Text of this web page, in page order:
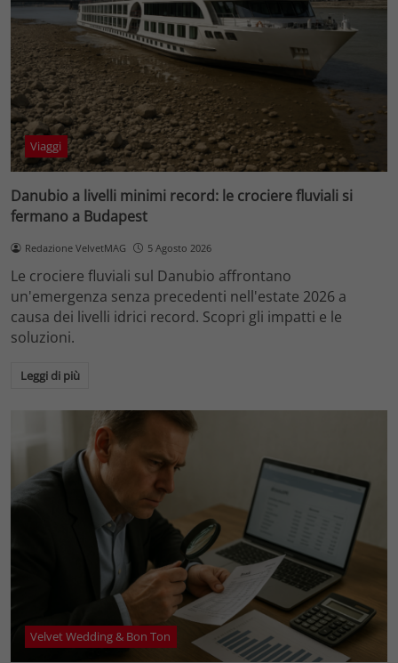
Viaggi
Danubio a livelli minimi record: le crociere fluviali si
fermano a Budapest
Redazione VelvetMAG 5 Agosto 2026
Le crociere fluviali sul Danubio affrontano
un'emergenza senza precedenti nell'estate 2026 a
causa dei livelli idrici record. Scopri gli impatti e le
soluzioni.
Leggi di più
Velvet Wedding & Bon Ton